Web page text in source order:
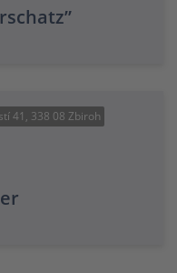
41, 338 08 Zbiroh